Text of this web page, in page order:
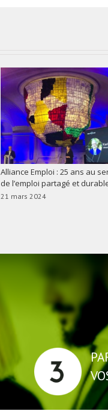
Alliance Emploi : 25 ans au
de l’emploi partagé et
21 mars 2024